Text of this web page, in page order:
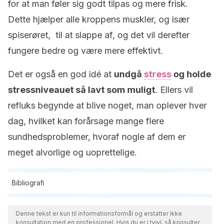
for at man føler sig godt tilpas og mere frisk.
Dette hjælper alle kroppens muskler, og især
spiserøret, til at slappe af, og det vil derefter
fungere bedre og være mere effektivt.
Det er også en god idé at undgå stress og holde
stressniveauet så lavt som muligt. Ellers vil
refluks begynde at blive noget, man oplever hver
dag, hvilket kan forårsage mange flere
sundhedsproblemer, hvoraf nogle af dem er
meget alvorlige og uoprettelige.
Bibliografi
Alle citerede kilder blev grundigt gennemgået af vores team
for at sikre deres kvalitet, pålidelighed, aktualitet og validitet.
Denne tekst er kun til informationsformål og erstatter ikke
konsultation med en professionel. Hvis du er i tvivl, så konsulter